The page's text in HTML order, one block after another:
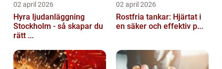
02 april 2026
Hyra ljudanläggning
Stockholm - så skapar du
rätt ...
02 april 2026
Rostfria tankar: Hjärtat i
en säker och effektiv p...